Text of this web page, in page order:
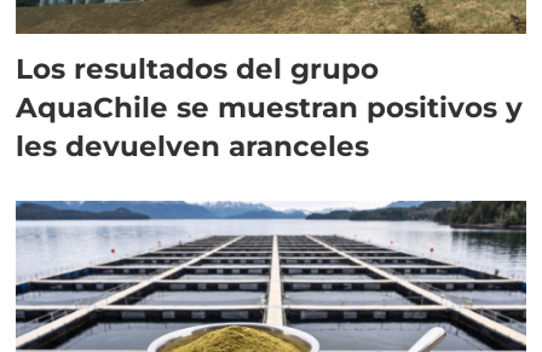
Los resultados del grupo
AquaChile se muestran positivos y
les devuelven aranceles